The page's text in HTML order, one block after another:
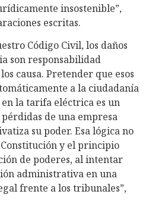
insostenible”,
escritas.
Código Civil, los daños
son responsabilidad
causa. Pretender que esos
a la ciudadanía
la tarifa eléctrica es un
de una empresa
su poder. Esa lógica no
y el principio
de poderes, al intentar
administrativa en una
frente a los tribunales”,